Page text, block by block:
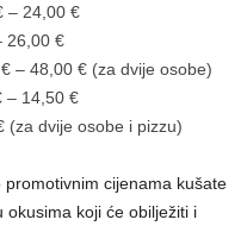
– 24,00 €
26,00 €
– 48,00 € (za dvije osobe)
– 14,50 €
(za dvije osobe i pizzu)
cijenama kušate
okusima koji će obilježiti i